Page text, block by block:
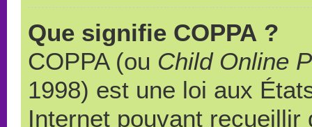
Que signifie COPPA ?
COPPA (ou Child Online
1998) est une loi aux
Internet pouvant